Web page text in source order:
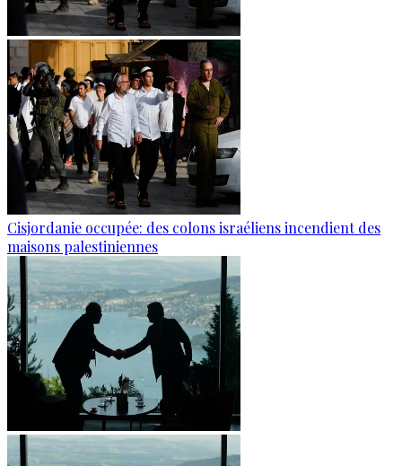
Cisjordanie occupée: des colons israéliens incendient des
maisons palestiniennes